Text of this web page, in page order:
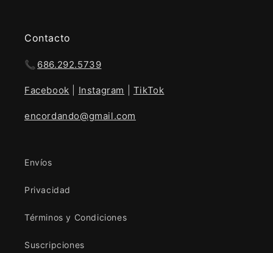
Contacto
📞 686.292.5739
Facebook Instagram TikTok
encordando@gmail.com
Envíos
Privacidad
Términos y Condiciones
Suscripciones